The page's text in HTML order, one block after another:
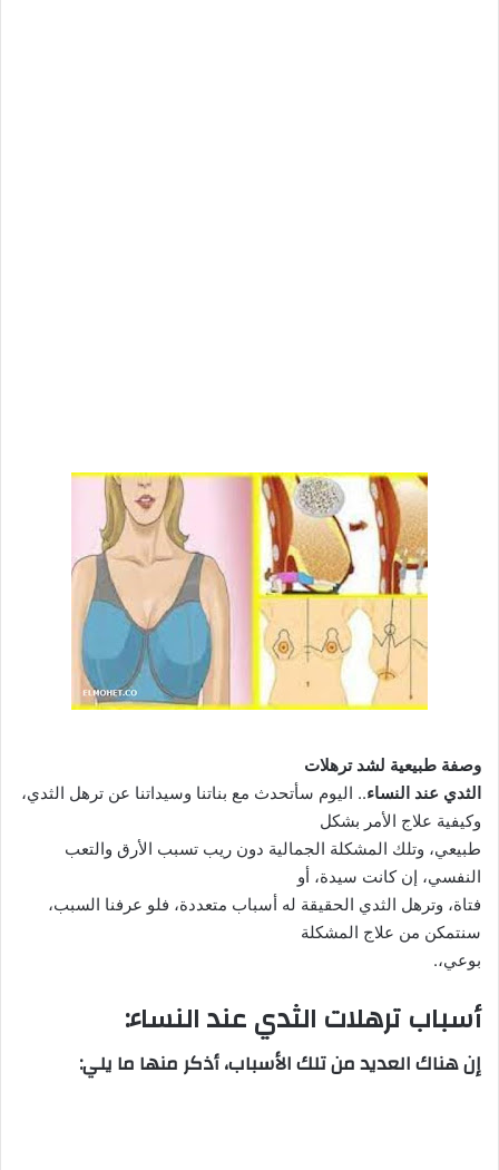
وصفة طبيعية لشد ترهلات
الثدي عند النساء.. اليوم سأتحدث مع بناتنا وسيداتنا عن ترهل الثدي،
وكيفية علاج الأمر بشكل
طبيعي، وتلك المشكلة الجمالية دون ريب تسبب الأرق والتعب
النفسي، إن كانت سيدة، أو
فتاة، وترهل الثدي الحقيقة له أسباب متعددة، فلو عرفنا السبب،
سنتمكن من علاج المشكلة
بوعي،.
أسباب ترهلات الثدي عند النساء:
إن هناك العديد من تلك الأسباب، أذكر منها ما يلي: